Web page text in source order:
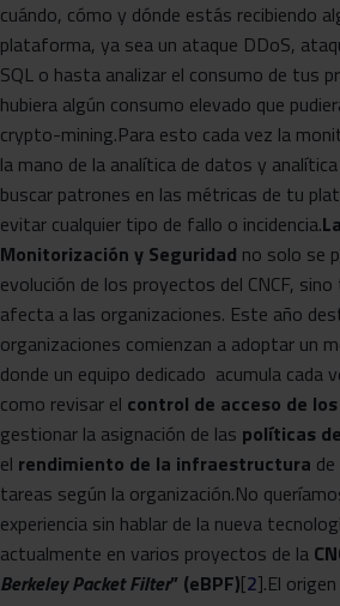
cuándo, cómo y dónde estás recibiendo
plataforma, ya sea un ataque DDoS,
SQL o hasta analizar el consumo de tus
hubiera algún consumo elevado que
crypto-mining.Para esto cada vez la
la mano de la analítica de datos y
buscar patrones en las métricas de tu
evitar cualquier tipo de fallo o incidencia.
Monitorización y Seguridad no solo se
evolución de los proyectos del CNCF,
afecta a las organizaciones. Este año
organizaciones comienzan a adoptar un
donde un equipo dedicado acumula cada
como revisar el control de acceso de
gestionar la asignación de las políticas
el rendimiento de la infraestructura
tareas según la organización.No
experiencia sin hablar de la nueva
actualmente en varios proyectos de la
Berkeley Packet Filter” (eBPF)[2].El